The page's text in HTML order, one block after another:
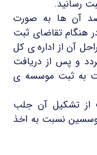
رسانید.
آن ها به صورت
هنگام تقاضای ثبت
آن از اداره ی کل
و پس از دریافت
به ثبت موسسه ی
از تشکیل آن جلب
نسبت به اخذ